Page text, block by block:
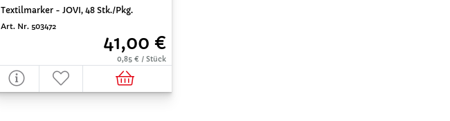
Textilmarker - JOVI, 48 Stk./Pkg.
Art. Nr. 503472
41,00 €
0,85 € / Stück